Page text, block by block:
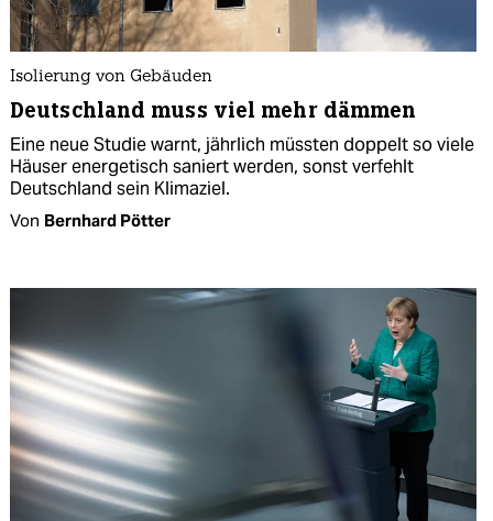
Isolierung von Gebäuden
Deutschland muss viel mehr dämmen
Eine neue Studie warnt, jährlich müssten doppelt so viele
Häuser energetisch saniert werden, sonst verfehlt
Deutschland sein Klimaziel.
Von Bernhard Pötter